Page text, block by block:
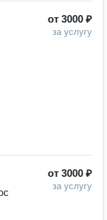
от 3000 ₽
за услугу
от 3000 ₽
за услугу